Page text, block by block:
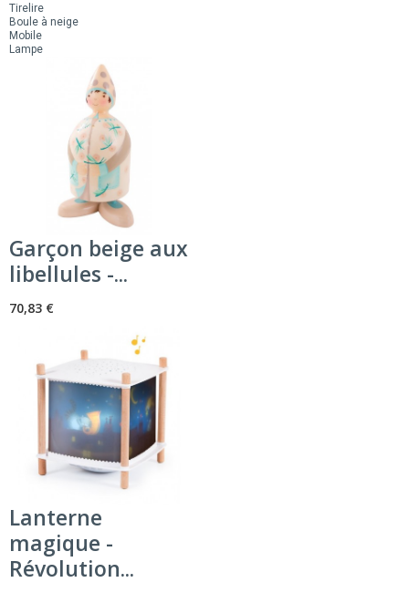
Tirelire
Boule à neige
Mobile
Lampe
Garçon beige aux
libellules -...
70,83 €
Lanterne
magique -
Révolution...